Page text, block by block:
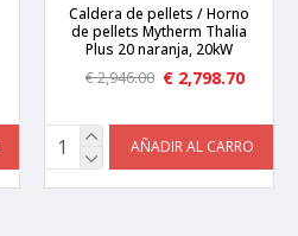
Caldera de pellets / Horno
de pellets Mytherm Thalia
Plus 20 naranja, 20kW
€ 2,798.70
€ 2,946.00
AÑADIR AL CARRO